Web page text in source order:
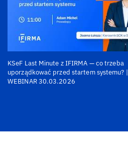
KSeF Last Minute z IFIRMA — co trzeba
uporządkować przed startem systemu? |
WEBINAR 30.03.2026